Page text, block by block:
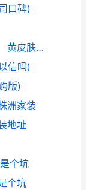
口碑)
我是大东家中锦瑟年华是那个的皮肤？ 黄皮肤黑眼睛的歌词
信吗)
版)
洲家装
地址
个坑
个坑